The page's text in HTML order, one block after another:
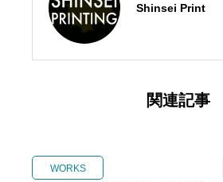
Shinsei Print
関連記事
WORKS